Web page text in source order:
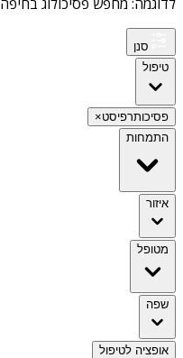
סנן
טיפול
פסיכותרפיסט×
התמחות
איזור
מטופל
שפה
אופציה לטיפול